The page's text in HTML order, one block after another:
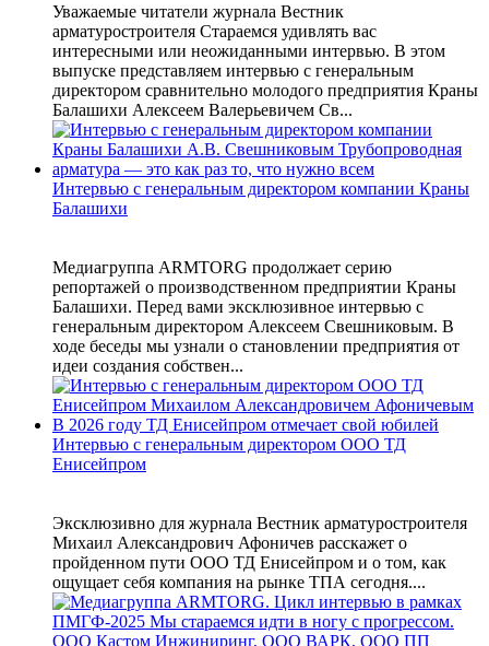
Уважаемые читатели журнала Вестник
арматуростроителя Стараемся удивлять вас
интересными или неожиданными интервью. В этом
выпуске представляем интервью с генеральным
директором сравнительно молодого предприятия Краны
Балашихи Алексеем Валерьевичем Св...
Интервью с генеральным директором компании Краны
Балашихи
Медиагруппа ARMTORG продолжает серию
репортажей о производственном предприятии Краны
Балашихи. Перед вами эксклюзивное интервью с
генеральным директором Алексеем Свешниковым. В
ходе беседы мы узнали о становлении предприятия от
идеи создания собствен...
Интервью с генеральным директором ООО ТД
Енисейпром
Эксклюзивно для журнала Вестник арматуростроителя
Михаил Александрович Афоничев расскажет о
пройденном пути ООО ТД Енисейпром и о том, как
ощущает себя компания на рынке ТПА сегодня....